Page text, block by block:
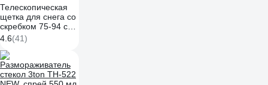
Телескопическая
щетка для снега со
скребком 75-94 см
Goodyear WB-06
GY000206
4.6(41)